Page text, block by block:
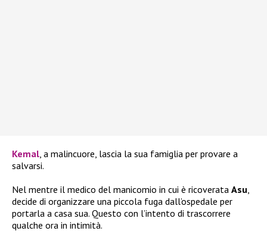
Kemal , a malincuore, lascia la sua famiglia per provare a
salvarsi.
Nel mentre il medico del manicomio in cui è ricoverata Asu
decide di organizzare una piccola fuga dall’ospedale per
portarla a casa sua. Questo con l’intento di trascorrere
qualche ora in intimità.